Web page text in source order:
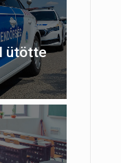
ütötte